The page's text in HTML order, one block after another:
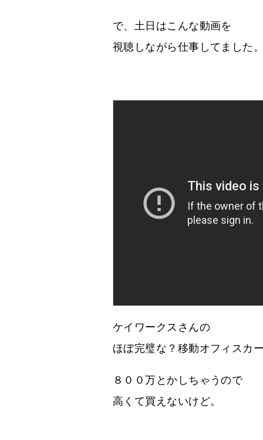
で、土日はこんな動画を
視聴しながら仕事してました
ケイワークスさんの
ほぼ完璧な？移動オフィスカ
８００万とかしちゃうので
高くて買えないけど。